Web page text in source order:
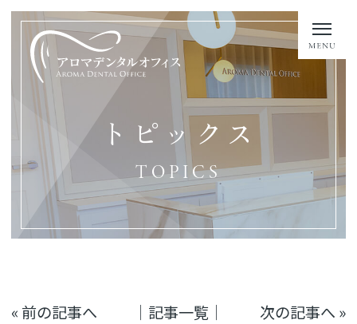
トピックス
TOPICS
« 前の記事へ │記事一覧│ 次の記事へ »